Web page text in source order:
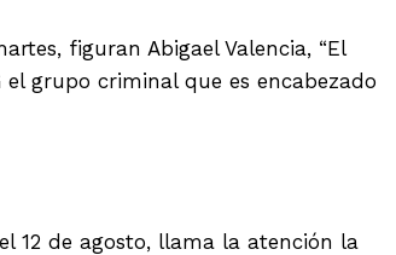
figuran Abigael Valencia, “El
grupo criminal que es encabezado
12 de agosto, llama la atención la